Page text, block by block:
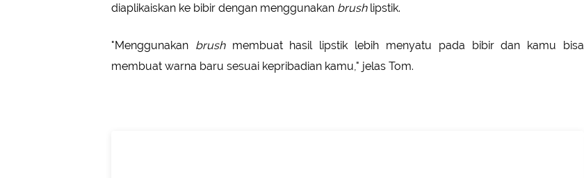
diaplikaiskan ke bibir dengan menggunakan brushlipstik.
"Menggunakan brushmembuat hasil lipstik lebih menyatu pada bibir dan kamu bisa
membuat warna baru sesuai kepribadian kamu," jelas Tom.